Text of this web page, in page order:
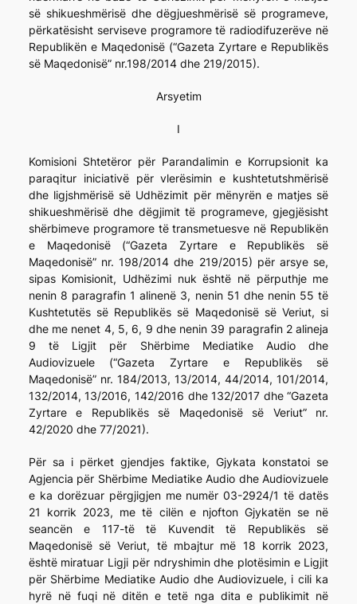
së shikueshmërisë dhe dëgjueshmërisë së programeve,
përkatësisht serviseve programore të radiodifuzerëve në
Republikën e Maqedonisë (“Gazeta Zyrtare e Republikës
së Maqedonisë” nr.198/2014 dhe 219/2015).
Arsyetim
I
Komisioni Shtetëror për Parandalimin e Korrupsionit ka
paraqitur iniciativë për vlerësimin e kushtetutshmërisë
dhe ligjshmërisë së Udhëzimit për mënyrën e matjes së
shikueshmërisë dhe dëgjimit të programeve, gjegjësisht
shërbimeve programore të transmetuesve në Republikën
e Maqedonisë (“Gazeta Zyrtare e Republikës së
Maqedonisë” nr. 198/2014 dhe 219/2015) për arsye se,
sipas Komisionit, Udhëzimi nuk është në përputhje me
nenin 8 paragrafin 1 alinenë 3, nenin 51 dhe nenin 55 të
Kushtetutës së Republikës së Maqedonisë së Veriut, si
dhe me nenet 4, 5, 6, 9 dhe nenin 39 paragrafin 2 alineja
9 të Ligjit për Shërbime Mediatike Audio dhe
Audiovizuele (“Gazeta Zyrtare e Republikës së
Maqedonisë” nr. 184/2013, 13/2014, 44/2014, 101/2014,
132/2014, 13/2016, 142/2016 dhe 132/2017 dhe “Gazeta
Zyrtare e Republikës së Maqedonisë së Veriut” nr.
42/2020 dhe 77/2021).
Për sa i përket gjendjes faktike, Gjykata konstatoi se
Agjencia për Shërbime Mediatike Audio dhe Audiovizuele
e ka dorëzuar përgjigjen me numër 03-2924/1 të datës
21 korrik 2023, me të cilën e njofton Gjykatën se në
seancën e 117-të të Kuvendit të Republikës së
Maqedonisë së Veriut, të mbajtur më 18 korrik 2023,
është miratuar Ligji për ndryshimin dhe plotësimin e Ligjit
për Shërbime Mediatike Audio dhe Audiovizuele, i cili ka
hyrë në fuqi në ditën e tetë nga dita e publikimit në